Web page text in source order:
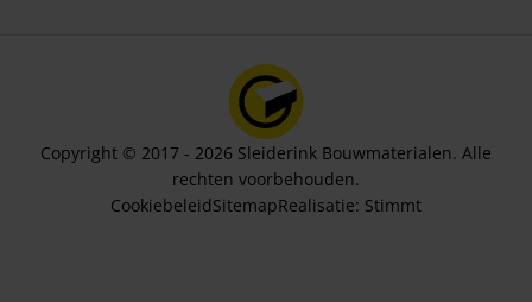
Copyright © 2017 - 2026 Sleiderink Bouwmaterialen. Alle
rechten voorbehouden.
CookiebeleidSitemapRealisatie: Stimmt